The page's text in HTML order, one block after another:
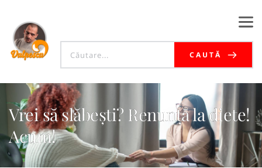
CAUTĂ
Vrei să slăbești? Renunță la diete!
Acum!